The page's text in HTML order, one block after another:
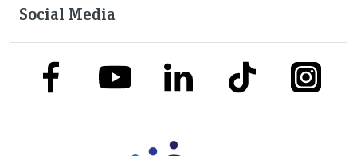
Social Media
link to facebooklink to youtubelink to linkedinlink to tiktok link to